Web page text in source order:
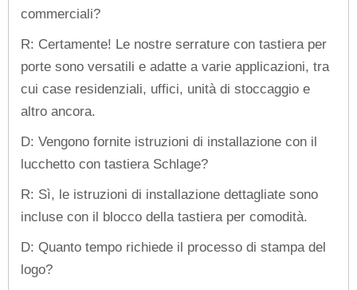
commerciali?
R: Certamente! Le nostre serrature con tastiera per
porte sono versatili e adatte a varie applicazioni, tra
cui case residenziali, uffici, unità di stoccaggio e
altro ancora.
D: Vengono fornite istruzioni di installazione con il
lucchetto con tastiera Schlage?
R: Sì, le istruzioni di installazione dettagliate sono
incluse con il blocco della tastiera per comodità.
D: Quanto tempo richiede il processo di stampa del
logo?